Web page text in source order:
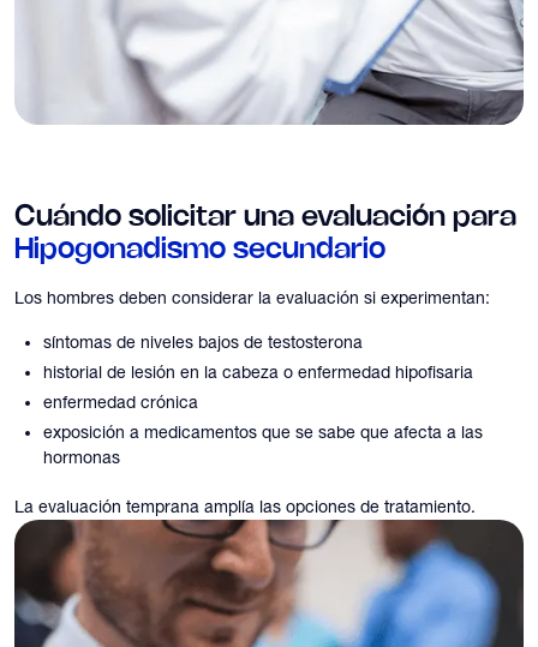
Cuándo solicitar una evaluación para
Hipogonadismo secundario
Los hombres deben considerar la evaluación si experimentan:
síntomas de niveles bajos de testosterona
historial de lesión en la cabeza o enfermedad hipofisaria
enfermedad crónica
exposición a medicamentos que se sabe que afecta a las
hormonas
La evaluación temprana amplía las opciones de tratamiento.